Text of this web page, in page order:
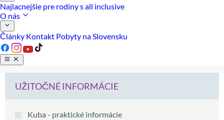
Najlacnejšie pre rodiny s all inclusive
O nás
Články Kontakt Pobyty na Slovensku
UŽITOČNÉ INFORMÁCIE
Kuba - praktické informácie